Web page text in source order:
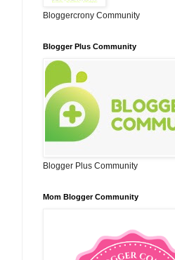
Bloggercrony Community
Blogger Plus Community
Blogger Plus Community
Mom Blogger Community